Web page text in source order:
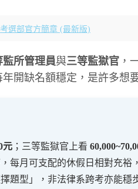
考選部官方簡章 (最新版)
所管理員與三等監獄官 ，
開缺名額穩定，是許多想
元 ；三等監獄官上看
每月可支配的休假日相對充裕
題型」，非法律系跨考亦能穩